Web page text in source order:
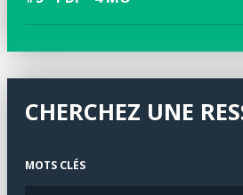
CHERCHEZ UNE
MOTS CLÉS